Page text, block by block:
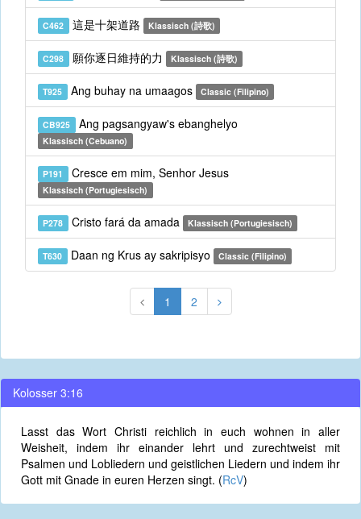
C462 這是十架道路 Klassisch (詩歌)
C298 願你逐日維持的力 Klassisch (詩歌)
T925 Ang buhay na umaagos Classic (Filipino)
CB925 Ang pagsangyaw's ebanghelyo
Klassisch (Cebuano)
P191 Cresce em mim, Senhor Jesus
Klassisch (Portugiesisch)
P278 Cristo fará da amada Klassisch (Portugiesisch)
T630 Daan ng Krus ay sakripisyo Classic (Filipino)
1 2
Kolosser 3:16
Lasst das Wort Christi reichlich in euch wohnen in aller
Weisheit, indem ihr einander lehrt und zurechtweist mit
Psalmen und Lobliedern und geistlichen Liedern und indem ihr
Gott mit Gnade in euren Herzen singt. (RcV)